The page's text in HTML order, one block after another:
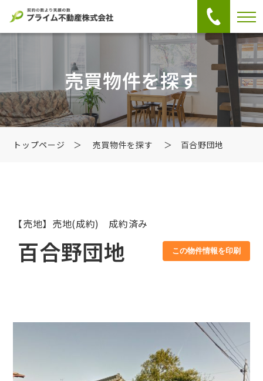
売買物件を探す
トップページ ＞ 売買物件を探す ＞ 百合野団地
【売地】売地(成約) 成約済み
百合野団地 この物件情報を印刷